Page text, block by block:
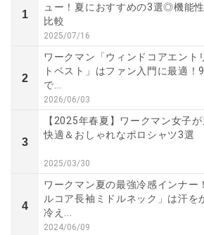
1
ュー！夏におすすめの3選◎機能
比較
2025/07/16
2
ワークマン「ウィンドコアエント
トベスト」はファン入門に最適！
で...
2026/06/03
3
【2025年春夏】ワークマン女子が
快適＆おしゃれなポロシャツ3選
2025/03/30
4
ワークマン夏の最強冷感インナー
ルコア長袖ミドルネック」は汗を
冷え...
2024/06/09